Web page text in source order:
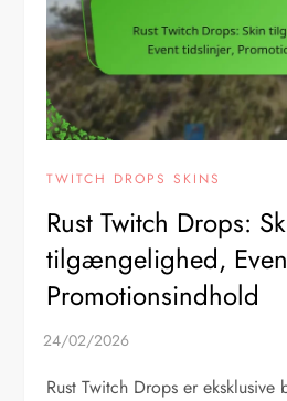
TWITCH DROPS SKINS
Rust Twitch Drops:
tilgængelighed,
Promotionsindhold
Rust Twitch Drops er